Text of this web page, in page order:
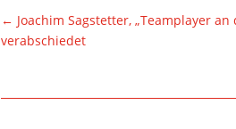
← Joachim Sagstetter, „Teamplayer
verabschiedet